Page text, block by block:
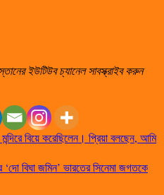
ইউটিউব চ্যানেল সাবস্ক্রাইব করুন
মন্দিরে বিয়ে করেছিলেন। প্রিয়া বলছেন, আমি
বিঘা জমিন’ ভারতের সিনেমা জগতকে